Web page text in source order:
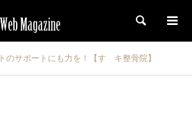
検索
のサポートにも力を！【すゞキ整骨院】